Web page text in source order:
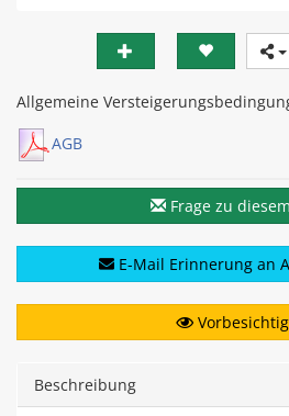
Allgemeine
AGB
Frage zu
E-Mail Erinnerung an
Beschreibung